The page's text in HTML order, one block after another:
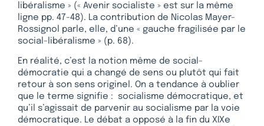
libéralisme » (« Avenir socialiste » est sur la même
ligne pp. 47-48). La contribution de Nicolas Mayer-
Rossignol parle, elle, d’une « gauche fragilisée par le
social-libéralisme » (p. 68).
En réalité, c’est la notion même de social-
démocratie qui a changé de sens ou plutôt qui fait
retour à son sens originel. On a tendance à oublier
que le terme signifie : socialisme démocratique, et
qu’il s’agissait de parvenir au socialisme par la voie
démocratique. Le débat a opposé à la fin du XIXe